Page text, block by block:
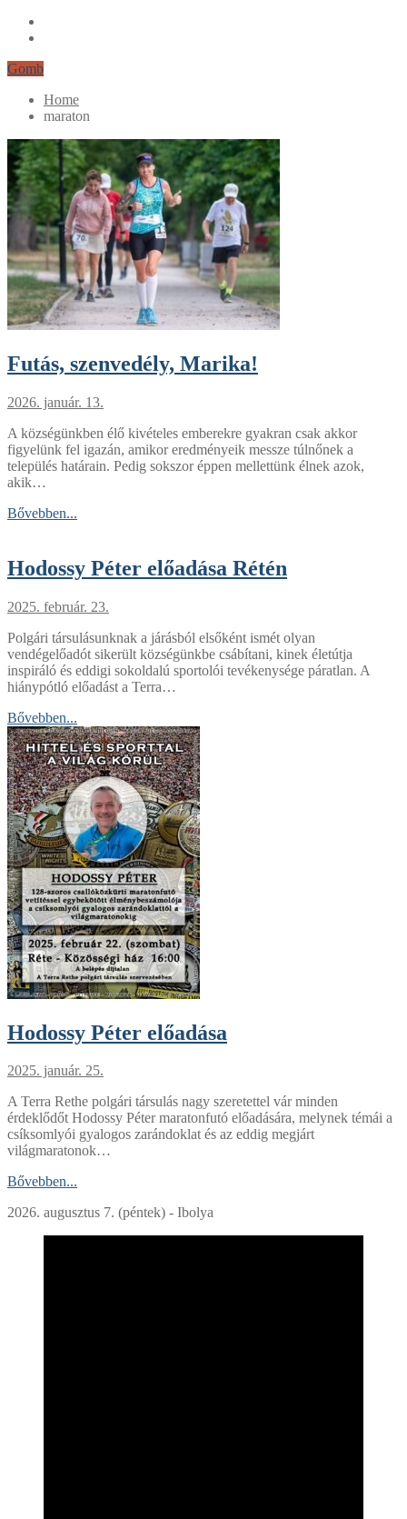
Gomb
Home
maraton
Futás, szenvedély, Marika!
2026. január. 13.
A községünkben élő kivételes emberekre gyakran csak akkor
figyelünk fel igazán, amikor eredményeik messze túlnőnek a
település határain. Pedig sokszor éppen mellettünk élnek azok,
akik…
Bővebben...
Hodossy Péter előadása Rétén
2025. február. 23.
Polgári társulásunknak a járásból elsőként ismét olyan
vendégelőadót sikerült községünkbe csábítani, kinek életútja
inspiráló és eddigi sokoldalú sportolói tevékenysége páratlan. A
hiánypótló előadást a Terra…
Bővebben...
Hodossy Péter előadása
2025. január. 25.
A Terra Rethe polgári társulás nagy szeretettel vár minden
érdeklődőt Hodossy Péter maratonfutó előadására, melynek témái a
csíksomlyói gyalogos zarándoklat és az eddig megjárt
világmaratonok…
Bővebben...
2026. augusztus 7. (péntek) - Ibolya